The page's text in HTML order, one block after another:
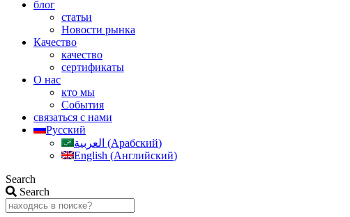
блог
статьи
Новости рынка
Качество
качество
сертификаты
О нас
кто мы
События
связаться с нами
Русский
العربية (Арабский)
English (Английский)
Search
Search